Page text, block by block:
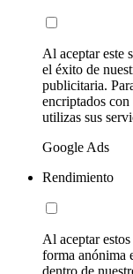
Al aceptar este
el éxito de
publicitaria.
encriptados
utilizas sus
Google Ads
Rendimiento
Al aceptar
forma anónima
dentro de